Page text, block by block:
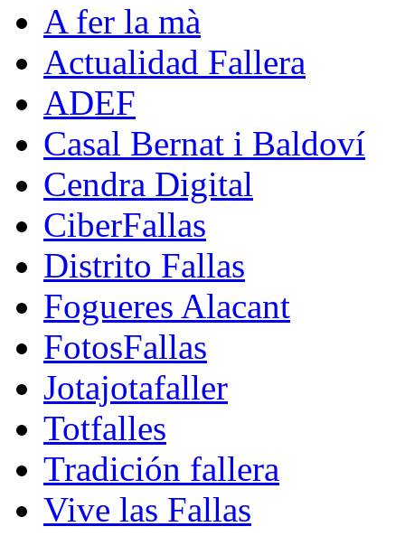
A fer la mà
Actualidad Fallera
ADEF
Casal Bernat i Baldoví
Cendra Digital
CiberFallas
Distrito Fallas
Fogueres Alacant
FotosFallas
Jotajotafaller
Totfalles
Tradición fallera
Vive las Fallas